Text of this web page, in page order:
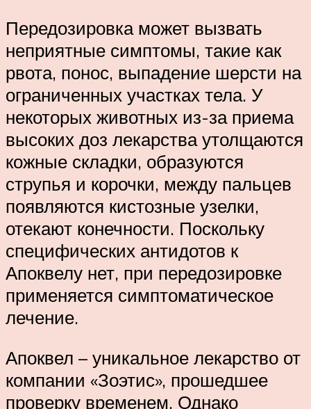
Передозировка может вызвать
неприятные симптомы, такие как
рвота, понос, выпадение шерсти на
ограниченных участках тела. У
некоторых животных из-за приема
высоких доз лекарства утолщаются
кожные складки, образуются
струпья и корочки, между пальцев
появляются кистозные узелки,
отекают конечности. Поскольку
специфических антидотов к
Апоквелу нет, при передозировке
применяется симптоматическое
лечение.
Апоквел – уникальное лекарство от
компании «Зоэтис», прошедшее
проверку временем. Однако